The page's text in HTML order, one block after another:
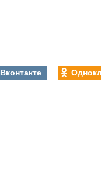
Вконтакте